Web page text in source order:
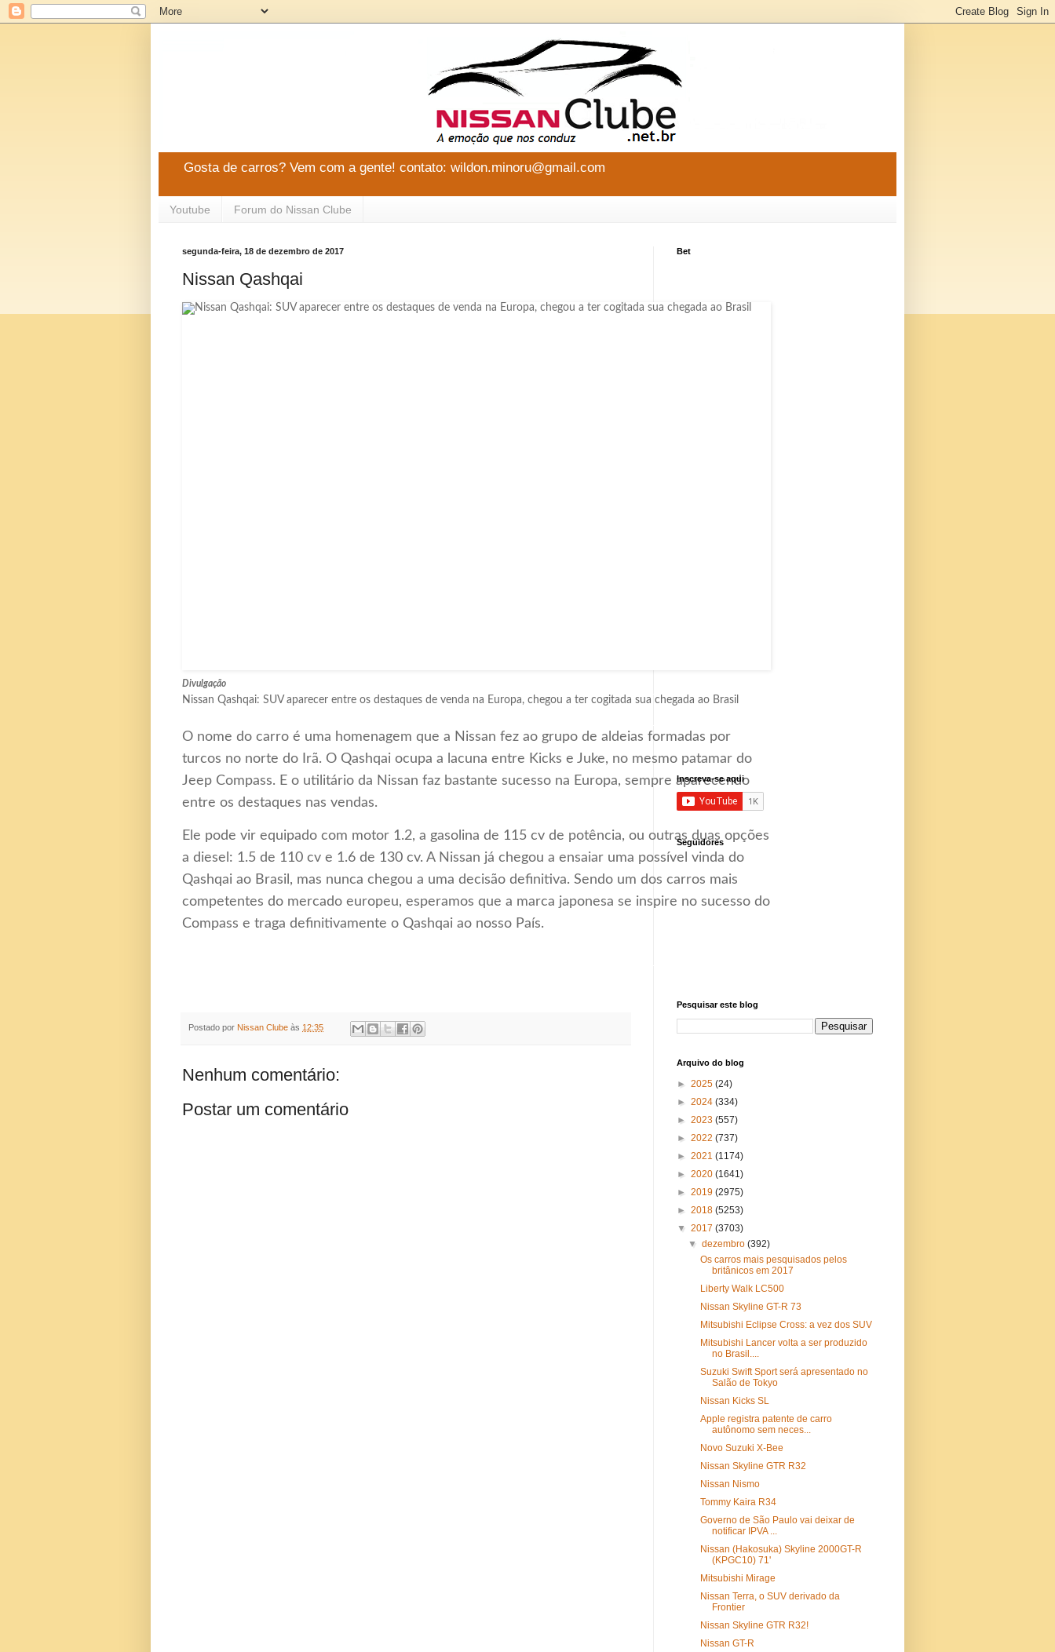
Gosta de carros? Vem com a gente! contato: wildon.minoru@gmail.com
Youtube Forum do Nissan Clube
segunda-feira, 18 de dezembro de 2017
Nissan Qashqai
Divulgação
Nissan Qashqai: SUV aparecer entre os destaques de venda na Europa, chegou a ter cogitada sua chegada ao Brasil
O nome do carro é uma homenagem que a Nissan fez ao grupo de aldeias formadas por
turcos no norte do Irã. O Qashqai ocupa a lacuna entre Kicks e Juke, no mesmo patamar do
Jeep Compass. E o utilitário da Nissan faz bastante sucesso na Europa, sempre aparecendo
entre os destaques nas vendas.
Ele pode vir equipado com motor 1.2, a gasolina de 115 cv de potência, ou outras duas opções
a diesel: 1.5 de 110 cv e 1.6 de 130 cv. A Nissan já chegou a ensaiar uma possível vinda do
Qashqai ao Brasil, mas nunca chegou a uma decisão definitiva. Sendo um dos carros mais
competentes do mercado europeu, esperamos que a marca japonesa se inspire no sucesso do
Compass e traga definitivamente o Qashqai ao nosso País.
Postado por Nissan Clube às 12:35
Nenhum comentário:
Postar um comentário
Bet
Inscreva-se aqui
Seguidores
Pesquisar este blog
Arquivo do blog
► 2025 (24)
► 2024 (334)
► 2023 (557)
► 2022 (737)
► 2021 (1174)
► 2020 (1641)
► 2019 (2975)
► 2018 (5253)
▼ 2017 (3703)
▼dezembro(392)
Os carros mais pesquisados pelos
britânicos em 2017
Liberty Walk LC500
Nissan Skyline GT-R 73
Mitsubishi Eclipse Cross: a vez dos SUV
Mitsubishi Lancer volta a ser produzido
no Brasil....
Suzuki Swift Sport será apresentado no
Salão de Tokyo
Nissan Kicks SL
Apple registra patente de carro
autônomo sem neces...
Novo Suzuki X-Bee
Nissan Skyline GTR R32
Nissan Nismo
Tommy Kaira R34
Governo de São Paulo vai deixar de
notificar IPVA ...
Nissan (Hakosuka) Skyline 2000GT-R
(KPGC10) 71'
Mitsubishi Mirage
Nissan Terra, o SUV derivado da
Frontier
Nissan Skyline GTR R32!
Nissan GT-R